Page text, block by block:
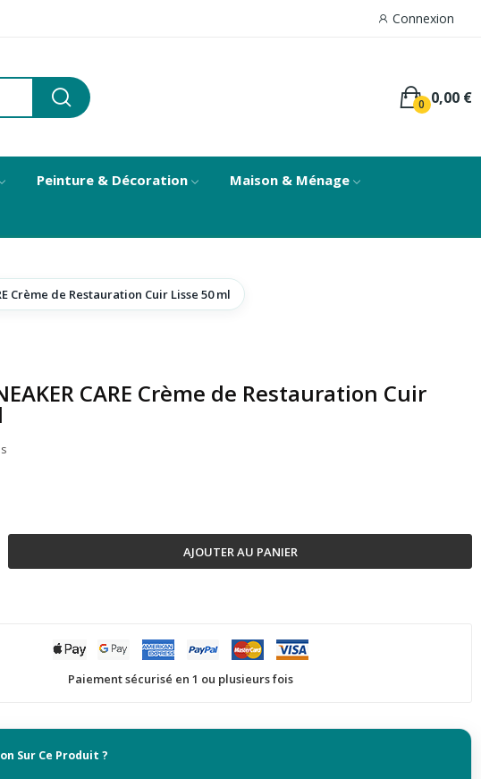
Connexion
0,00 €
0
Peinture & Décoration
Maison & Ménage
Crème de Restauration Cuir Lisse 50 ml
CARE Crème de Restauration Cuir
AJOUTER AU PANIER
Paiement sécurisé en 1 ou plusieurs fois
Sur Ce Produit ?